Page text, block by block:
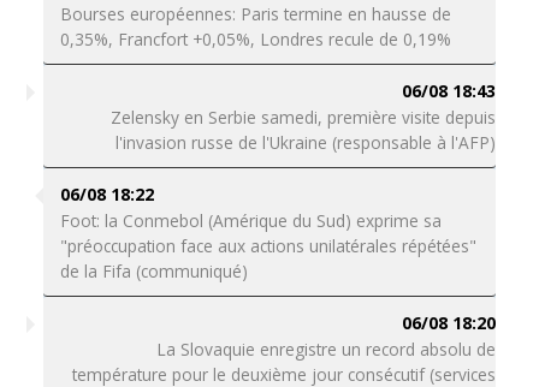
Bourses européennes: Paris termine en hausse de
0,35%, Francfort +0,05%, Londres recule de 0,19%
06/08 18:43
Zelensky en Serbie samedi, première visite depuis
l'invasion russe de l'Ukraine (responsable à l'AFP)
06/08 18:22
Foot: la Conmebol (Amérique du Sud) exprime sa
"préoccupation face aux actions unilatérales répétées"
de la Fifa (communiqué)
06/08 18:20
La Slovaquie enregistre un record absolu de
température pour le deuxième jour consécutif (services